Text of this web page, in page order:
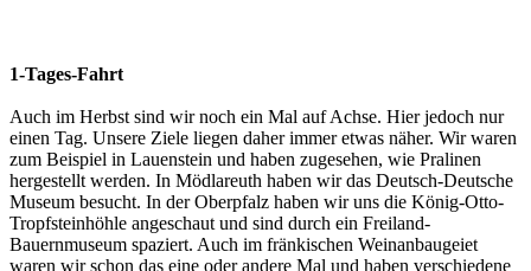
1-Tages-Fahrt
Auch im Herbst sind wir noch ein Mal auf Achse. Hier jedoch nur
einen Tag. Unsere Ziele liegen daher immer etwas näher. Wir waren
zum Beispiel in Lauenstein und haben zugesehen, wie Pralinen
hergestellt werden. In Mödlareuth haben wir das Deutsch-Deutsche
Museum besucht. In der Oberpfalz haben wir uns die König-Otto-
Tropfsteinhöhle angeschaut und sind durch ein Freiland-
Bauernmuseum spaziert. Auch im fränkischen Weinanbaugeiet
waren wir schon das eine oder andere Mal und haben verschiedene